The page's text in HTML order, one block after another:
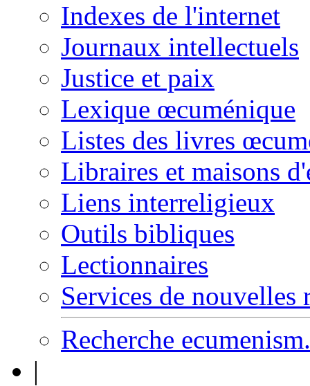
Indexes de l'internet
Journaux intellectuels
Justice et paix
Lexique œcuménique
Listes des livres
Libraires et maisons
Liens interreligieux
Outils bibliques
Lectionnaires
Services de nouvelles
Recherche
|